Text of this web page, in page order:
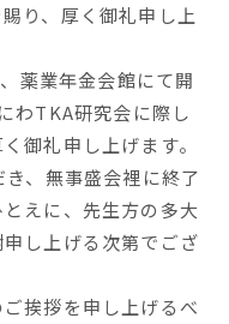
り、厚く御礼申し上
薬業年金会館にて開
わTKA研究会に際し
御礼申し上げます。
、無事盛会裡に終了
えに、先生方の多大
し上げる次第でござ
挨拶を申し上げるべ